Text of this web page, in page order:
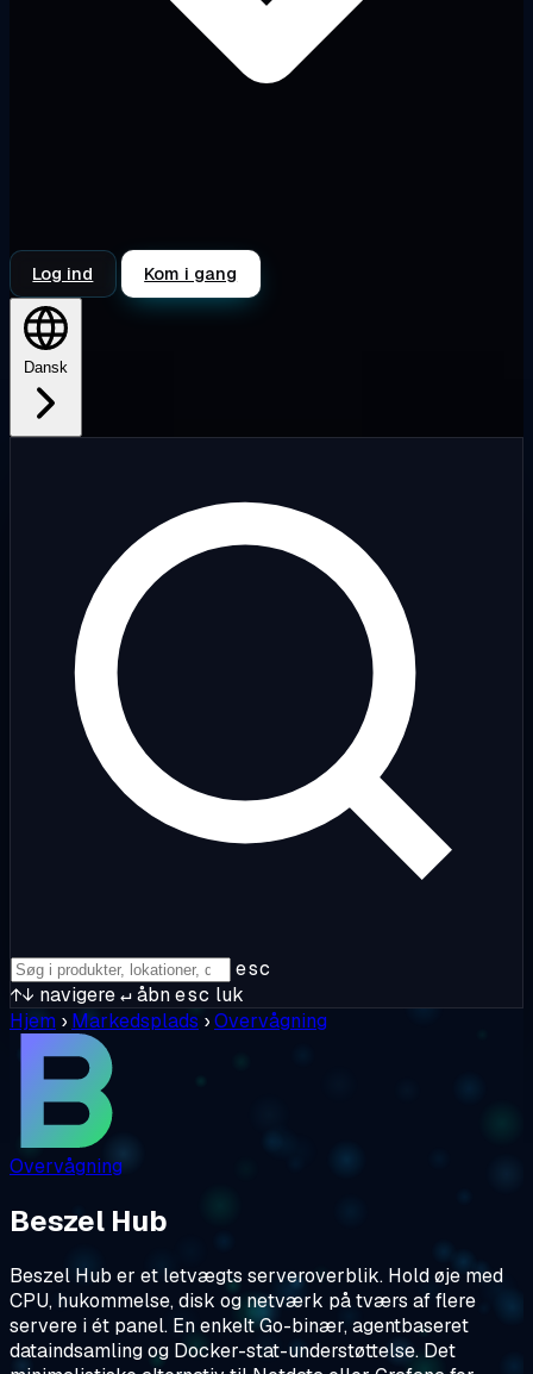
Log ind Kom i gang
Dansk
esc
↑↓ navigere↵åbnesc luk
Hjem › Markedsplads ›Overvågning
Overvågning
Beszel Hub
Beszel Hub er et letvægts serveroverblik. Hold øje med
CPU, hukommelse, disk og netværk på tværs af flere
servere i ét panel. En enkelt Go-binær, agentbaseret
dataindsamling og Docker-stat-understøttelse. Det